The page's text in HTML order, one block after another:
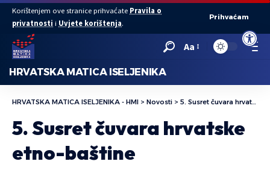
Open
Korištenjem ove stranice prihvaćate Pravila o
privatnosti i Uvjete korištenja.
Prihvaćam
Aa
HRVATSKA MATICA ISELJENIKA
HRVATSKA MATICA ISELJENIKA - HMI > Novosti > 5. Susret čuvara hrvatske etno-baštine
5. Susret čuvara hrvatske
etno-baštine